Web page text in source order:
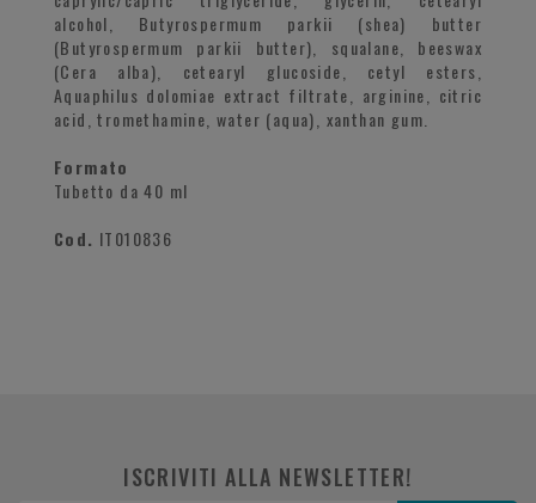
alcohol, Butyrospermum parkii (shea) butter
(Butyrospermum parkii butter), squalane, beeswax
(Cera alba), cetearyl glucoside, cetyl esters,
Aquaphilus dolomiae extract filtrate, arginine, citric
acid, tromethamine, water (aqua), xanthan gum.
Formato
Tubetto da 40 ml
Cod. IT010836
ISCRIVITI ALLA NEWSLETTER!